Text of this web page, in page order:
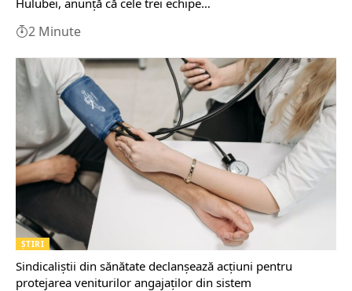
2 Minute
ȘTIRI
Sindicaliştii din sănătate declanşează acţiuni pentru
protejarea veniturilor angajaţilor din sistem